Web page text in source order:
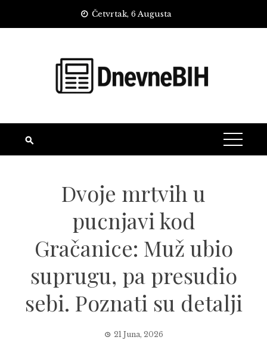
Četvrtak, 6 Augusta
Dvoje mrtvih u
pucnjavi kod
Gračanice: Muž ubio
suprugu, pa presudio
sebi. Poznati su detalji
21 Juna, 2026